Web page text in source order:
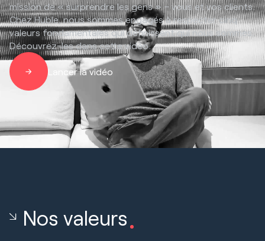
mission de « surprendre les gens » – vous et vos clients.
Chez Huble, nous sommes engagés à respecter cinq
valeurs fondamentales qui définissent qui nous sommes.
Découvrez-les dans cette vidéo.
Lancer la vidéo
Nos valeurs